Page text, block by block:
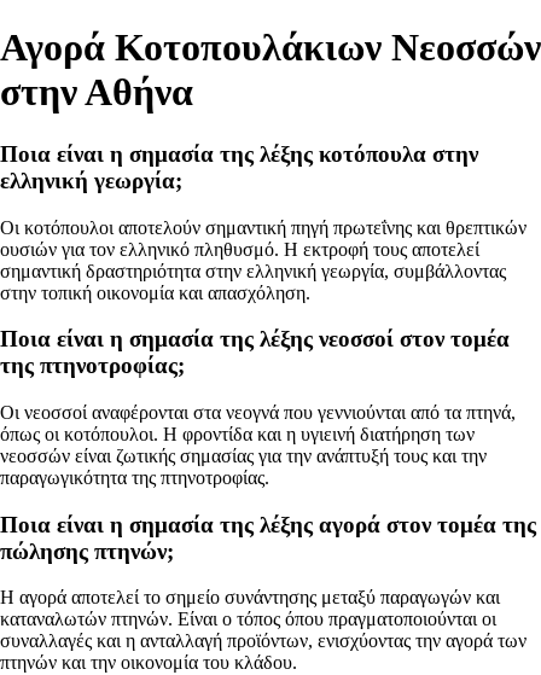
Αγορά Κοτοπουλάκιων Νεοσσών
στην Αθήνα
Ποια είναι η σημασία της λέξης κοτόπουλα στην
ελληνική γεωργία;
Οι κοτόπουλοι αποτελούν σημαντική πηγή πρωτεΐνης και θρεπτικών
ουσιών για τον ελληνικό πληθυσμό. Η εκτροφή τους αποτελεί
σημαντική δραστηριότητα στην ελληνική γεωργία, συμβάλλοντας
στην τοπική οικονομία και απασχόληση.
Ποια είναι η σημασία της λέξης νεοσσοί στον τομέα
της πτηνοτροφίας;
Οι νεοσσοί αναφέρονται στα νεογνά που γεννιούνται από τα πτηνά,
όπως οι κοτόπουλοι. Η φροντίδα και η υγιεινή διατήρηση των
νεοσσών είναι ζωτικής σημασίας για την ανάπτυξή τους και την
παραγωγικότητα της πτηνοτροφίας.
Ποια είναι η σημασία της λέξης αγορά στον τομέα της
πώλησης πτηνών;
Η αγορά αποτελεί το σημείο συνάντησης μεταξύ παραγωγών και
καταναλωτών πτηνών. Είναι ο τόπος όπου πραγματοποιούνται οι
συναλλαγές και η ανταλλαγή προϊόντων, ενισχύοντας την αγορά των
πτηνών και την οικονομία του κλάδου.